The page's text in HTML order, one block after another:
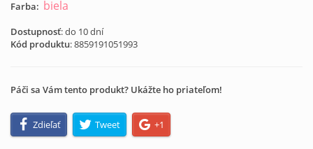
Farba: biela
Dostupnosť: do 10 dní
Kód produktu:8859191051993
Páči sa Vám tento produkt? Ukážte ho priateľom!
Zdieľať Tweet +1